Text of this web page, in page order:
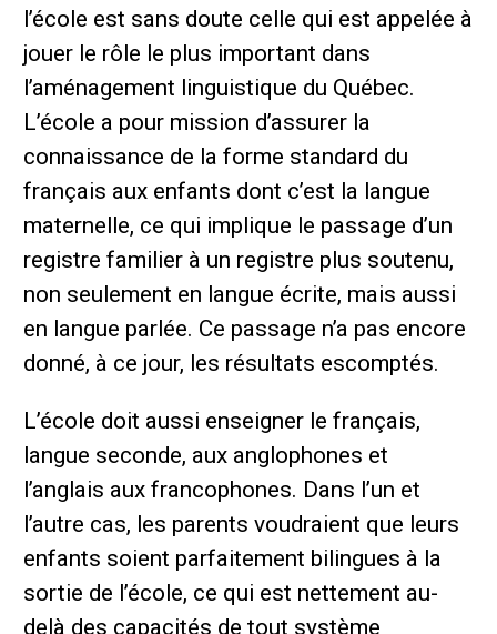
l’école est sans doute celle qui est appelée à
jouer le rôle le plus important dans
l’aménagement linguistique du Québec.
L’école a pour mission d’assurer la
connaissance de la forme standard du
français aux enfants dont c’est la langue
maternelle, ce qui implique le passage d’un
registre familier à un registre plus soutenu,
non seulement en langue écrite, mais aussi
en langue parlée. Ce passage n’a pas encore
donné, à ce jour, les résultats escomptés.
L’école doit aussi enseigner le français,
langue seconde, aux anglophones et
l’anglais aux francophones. Dans l’un et
l’autre cas, les parents voudraient que leurs
enfants soient parfaitement bilingues à la
sortie de l’école, ce qui est nettement au-
delà des capacités de tout système